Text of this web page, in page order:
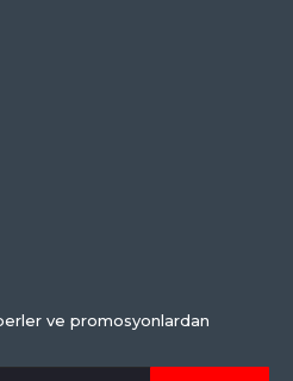
ve promosyonlardan